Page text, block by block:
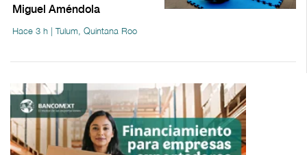
Miguel Améndola
Hace 3 h | Tulum, Quintana Roo